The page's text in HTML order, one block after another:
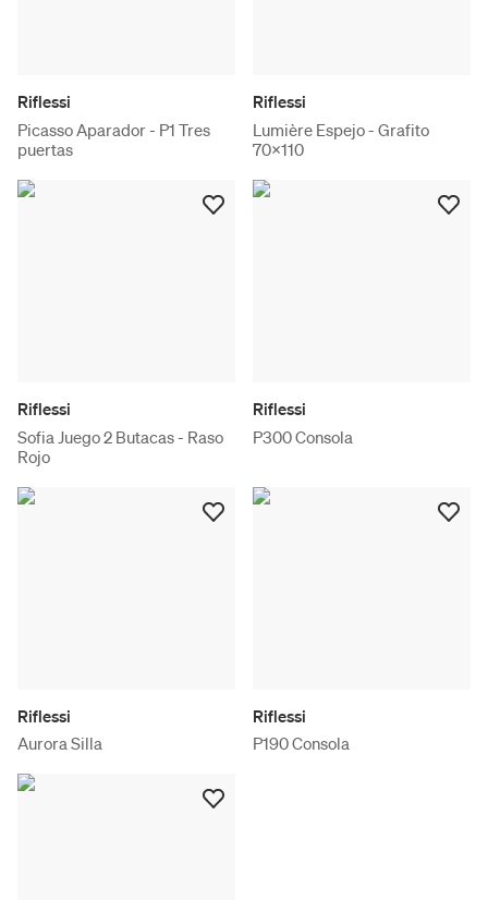
Riflessi
Picasso Aparador - P1 Tres
puertas
Riflessi
Lumière Espejo - Grafito
70x110
Riflessi
Sofia Juego 2 Butacas - Raso
Rojo
Riflessi
P300 Consola
Riflessi
Aurora Silla
Riflessi
P190 Consola